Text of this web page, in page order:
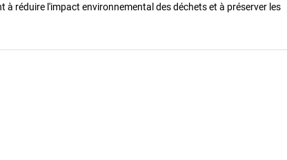
réduire l'impact environnemental des déchets et à préserver les